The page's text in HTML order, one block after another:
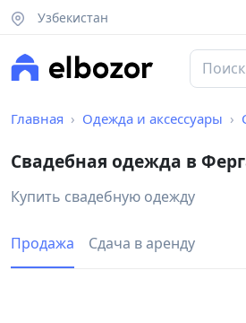
Узбекистан
Главная Одежда и аксессуары
Свадебная одежда в
Купить свадебную одежду
Продажа Сдача в аренду